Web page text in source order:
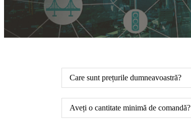
Care sunt prețurile dumneavoastră?
Aveți o cantitate minimă de comandă?